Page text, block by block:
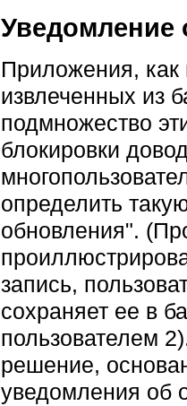
Уведомление
Приложения, как
извлеченных из
подмножество
блокировки
определить
обновления".
запись,
сохраняет ее в
пользователем
решение,
уведомления об